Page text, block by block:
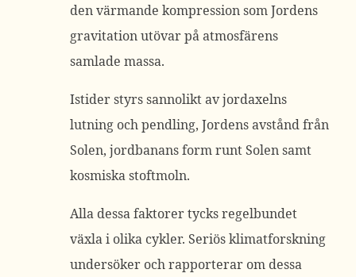
den värmande kompression som Jordens
gravitation utövar på atmosfärens
samlade massa.
Istider styrs sannolikt av jordaxelns
lutning och pendling, Jordens avstånd från
Solen, jordbanans form runt Solen samt
kosmiska stoftmoln.
Alla dessa faktorer tycks regelbundet
växla i olika cykler. Seriös klimatforskning
undersöker och rapporterar om dessa